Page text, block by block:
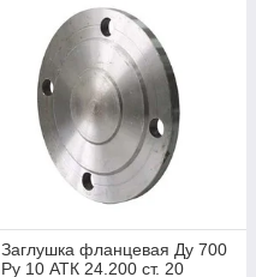
Заглушка фланцевая Ду 700
Ру 10 АТК 24.200 ст. 20